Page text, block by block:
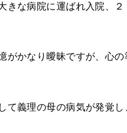
きな病院に運ばれ入院、
がかなり曖昧ですが、心
て義理の母の病気が発覚